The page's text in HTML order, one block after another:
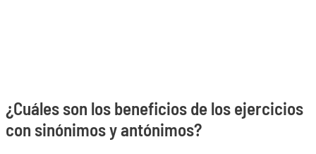
¿Cuáles son los beneficios de los ejercicios
con sinónimos y antónimos?